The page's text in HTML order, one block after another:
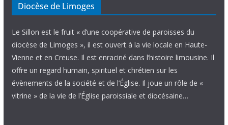
Diocèse de Limoges
Le Sillon est le fruit « d’une coopérative de paroisses du
diocèse de Limoges », il est ouvert à la vie locale en Haute-
Vienne et en Creuse. Il est enraciné dans l’histoire limousine. Il
offre un regard humain, spirituel et chrétien sur les
évènements de la société et de l’Église. Il joue un rôle de «
vitrine » de la vie de l’Église paroissiale et diocésaine…